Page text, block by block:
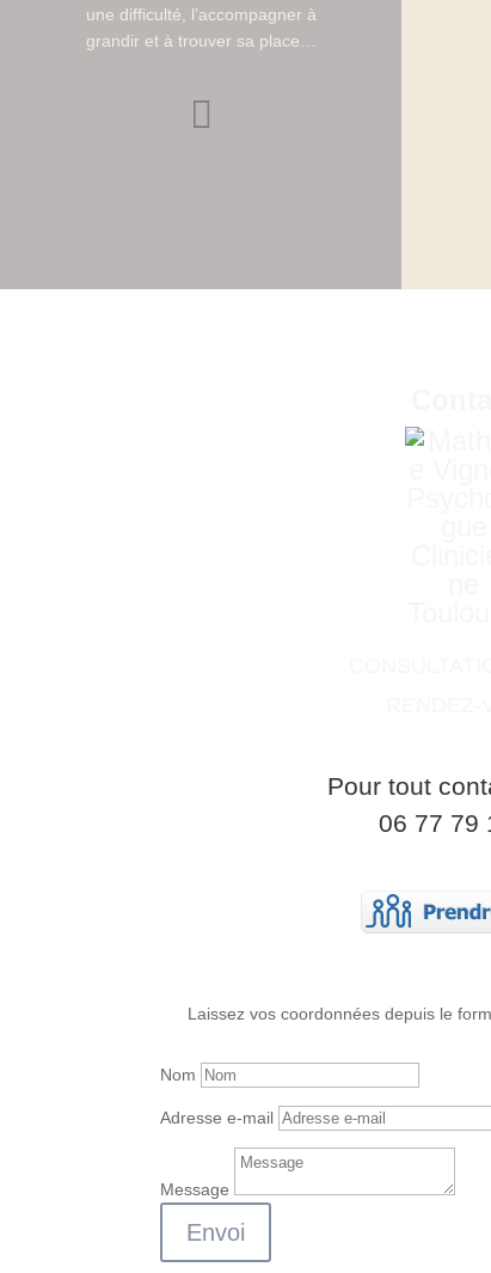
une difficulté, l’accompagner à
grandir et à trouver sa place…

Pour tout
06 77 79
Laissez vos coordonnées depuis le
Nom
Adresse e-mail
Message
Envoi